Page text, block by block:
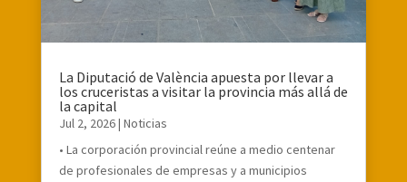
La Diputació de València apuesta por llevar a
los cruceristas a visitar la provincia más allá de
la capital
Jul 2, 2026| Noticias
• La corporación provincial reúne a medio centenar
de profesionales de empresas y a municipios